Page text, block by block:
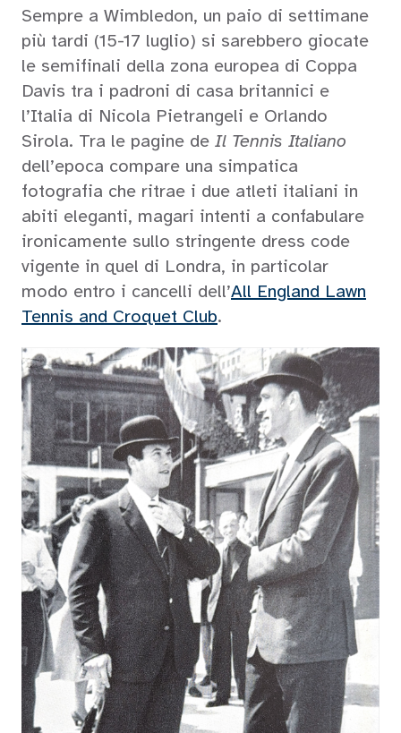
Sempre a Wimbledon, un paio di settimane
più tardi (15-17 luglio) si sarebbero giocate
le semifinali della zona europea di Coppa
Davis tra i padroni di casa britannici e
l’Italia di Nicola Pietrangeli e Orlando
Sirola. Tra le pagine de Il Tennis Italiano
dell’epoca compare una simpatica
fotografia che ritrae i due atleti italiani in
abiti eleganti, magari intenti a confabulare
ironicamente sullo stringente dress code
vigente in quel di Londra, in particolar
modo entro i cancelli dell’All England Lawn
Tennis and Croquet Club.